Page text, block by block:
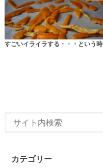
すごいイライラする・・・という時
カテゴリー